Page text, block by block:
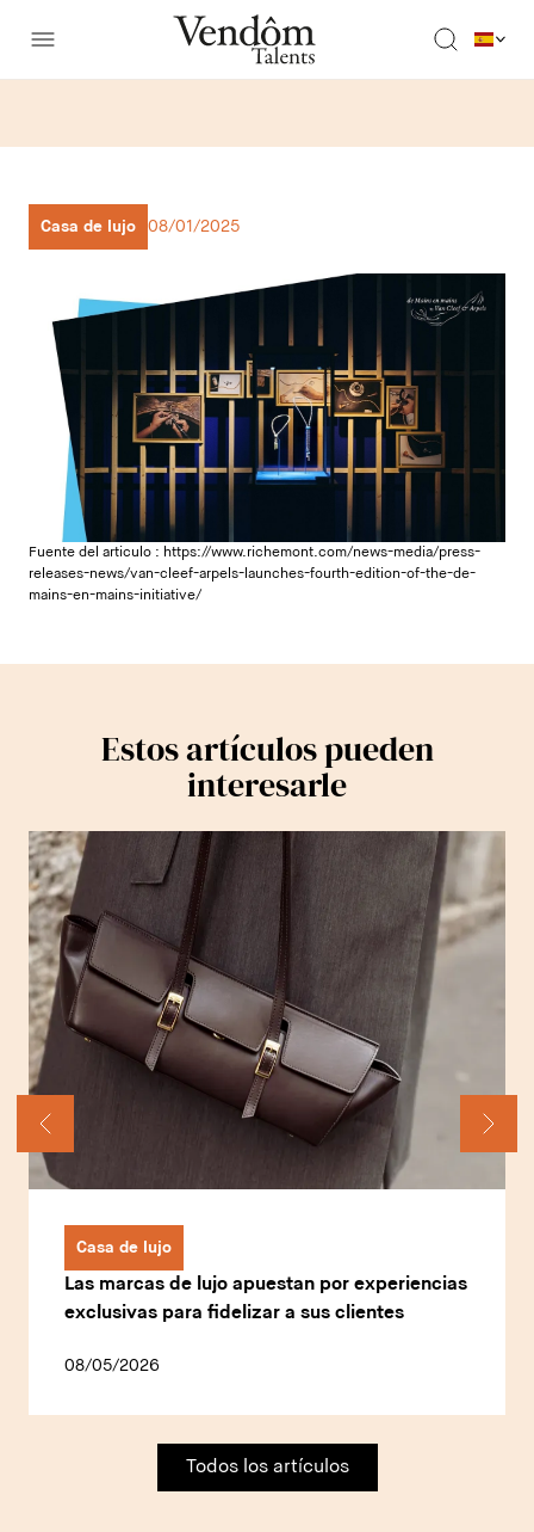
Casa de lujo 08/01/2025
Fuente del articulo : https://www.richemont.com/news-media/press-
releases-news/van-cleef-arpels-launches-fourth-edition-of-the-de-
mains-en-mains-initiative/
Estos artículos pueden
interesarle
Casa de lujo
Las marcas de lujo apuestan por experiencias
exclusivas para fidelizar a sus clientes
08/05/2026
Todos los artículos